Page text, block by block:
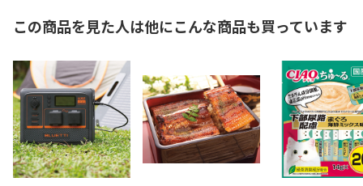
この商品を見た人は他にこんな商品も買っています